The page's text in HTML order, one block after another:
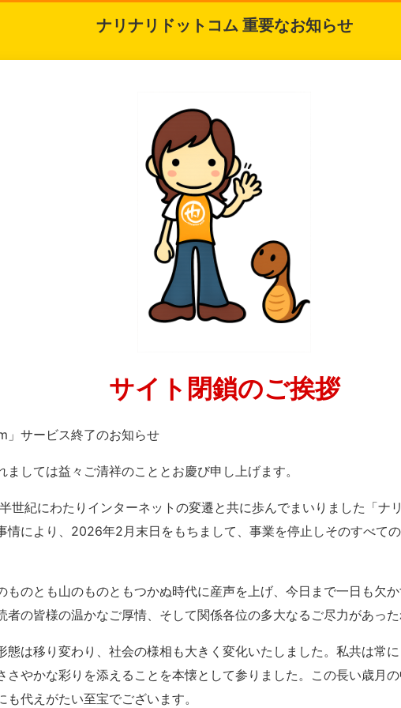
ナリナリドットコム 重要なお知らせ
サイト閉鎖のご挨拶
」サービス終了のお知らせ
ましては益々ご清祥のこととお慶び申し上げます。
世紀にわたりインターネットの変遷と共に歩んでまいりました「ナ
情により、2026年2月末日をもちまして、事業を停止しそのすべて
ものとも山のものともつかぬ時代に産声を上げ、今日まで一日も欠
者の皆様の温かなご厚情、そして関係各位の多大なるご尽力があった
態は移り変わり、社会の様相も大きく変化いたしました。私共は常
さやかな彩りを添えることを本懐として参りました。この長い歳月
代えがたい至宝でございます。